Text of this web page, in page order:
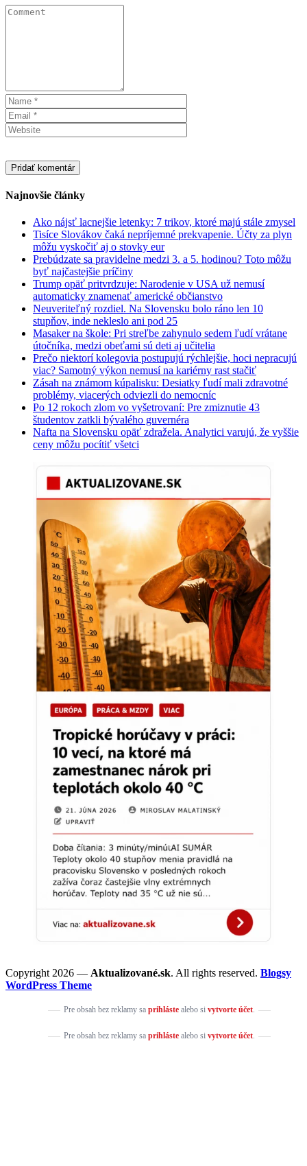
Najnovšie články
Ako nájsť lacnejšie letenky: 7 trikov, ktoré majú stále zmysel
Tisíce Slovákov čaká nepríjemné prekvapenie. Účty za plyn
môžu vyskočiť aj o stovky eur
Prebúdzate sa pravidelne medzi 3. a 5. hodinou? Toto môžu
byť najčastejšie príčiny
Trump opäť pritvrdzuje: Narodenie v USA už nemusí
automaticky znamenať americké občianstvo
Neuveriteľný rozdiel. Na Slovensku bolo ráno len 10
stupňov, inde nekleslo ani pod 25
Masaker na škole: Pri streľbe zahynulo sedem ľudí vrátane
útočníka, medzi obeťami sú deti aj učitelia
Prečo niektorí kolegovia postupujú rýchlejšie, hoci nepracujú
viac? Samotný výkon nemusí na kariérny rast stačiť
Zásah na známom kúpalisku: Desiatky ľudí mali zdravotné
problémy, viacerých odviezli do nemocníc
Po 12 rokoch zlom vo vyšetrovaní: Pre zmiznutie 43
študentov zatkli bývalého guvernéra
Nafta na Slovensku opäť zdražela. Analytici varujú, že vyššie
ceny môžu pocítiť všetci
Copyright 2026 — Aktualizované.sk. All rights reserved. Blogsy
WordPress Theme
Pre obsah bez reklamy sa prihlástealebo si vytvorte účet.